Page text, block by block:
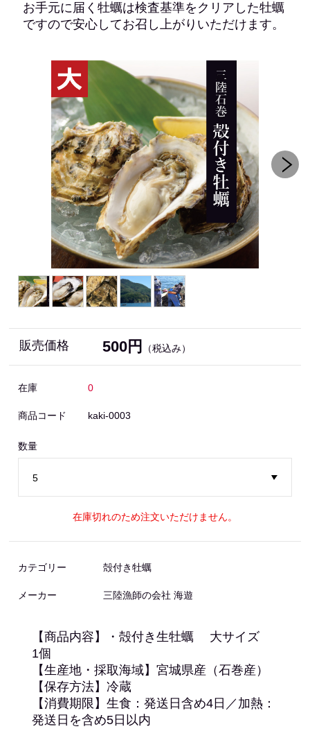
お手元に届く牡蠣は検査基準をクリアした牡蠣
ですので安心してお召し上がりいただけます。
販売価格 500円 （税込み）
在庫 0
商品コード kaki-0003
数量
在庫切れのため注文いただけません。
カテゴリー 殻付き牡蠣
メーカー 三陸漁師の会社 海遊
【商品内容】・殻付き生牡蠣 大サイズ
1個
【生産地・採取海域】宮城県産（石巻産）
【保存方法】冷蔵
【消費期限】生食：発送日含め4日／加熱：
発送日を含め5日以内